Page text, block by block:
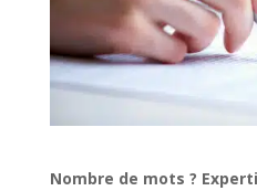
Nombre de mots ?